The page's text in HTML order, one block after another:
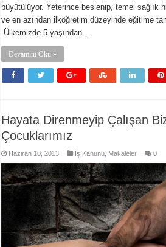
büyütülüyor. Yeterince beslenip, temel sağlık
ve en azından ilköğretim düzeyinde eğitime
Ülkemizde 5 yaşından …
Devamını Oku »
Hayata Direnmeyip Çalışan
Çocuklarımız
Haziran 10, 2013 İş Kanunu Makaleler 0